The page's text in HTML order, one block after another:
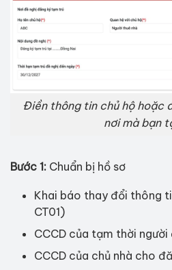
Điền thông tin chủ hộ hoặc
nơi mà bạn
Bước 1: Chuẩn bị hồ sơ
Khai báo thay đổi thông
CT01)
CCCD của tạm thời người
CCCD của chủ nhà cho